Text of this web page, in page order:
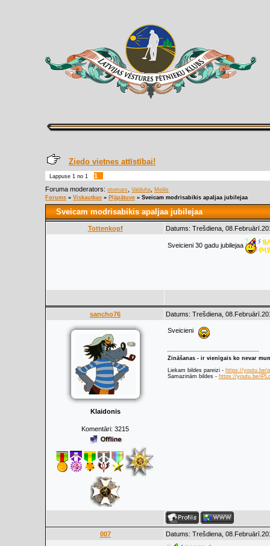
Ziedo vietnes attīstībai!
Lappuse 1 no 1
1
Foruma moderators: otomars Valduha
Meilis
Forums » Viskautkas » Pļāpātuve » Sveicam modrisabikis apaljaa jubilejaa
Sveicam modrisabikis apaljaa jubilejaa
Tottenkopf Datums: Trešdiena,
Sveicieni 30 gadu jubilejaa
sancho76 Datums: Trešdiena,
Klaidonis
Komentāri: 3215
Sveicieni
Zināšanas - ir vienīgais ko nevar
Liekam bildes pareizi - https://youtu.be/
Samazinām bildes - https://youtu.be/
007 Datums: Trešdiena,